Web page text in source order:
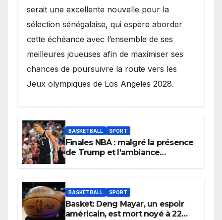
serait une excellente nouvelle pour la
sélection sénégalaise, qui espère aborder
cette échéance avec l’ensemble de ses
meilleures joueuses afin de maximiser ses
chances de poursuivre la route vers les
Jeux olympiques de Los Angeles 2028.
BASKETBALL SPORT
Finales NBA : malgré la présence
de Trump et l’ambiance
BASKETBALL SPORT
Basket: Deng Mayar, un espoir
américain, est mort noyé à 22